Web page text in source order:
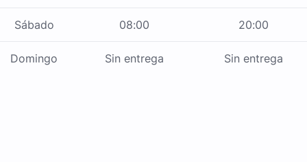
Sábado 08:00 20:00
Domingo Sin entrega Sin entrega